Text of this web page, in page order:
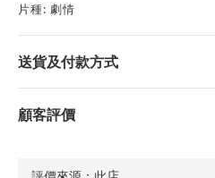
片種: 劇情
送貨及付款方式
顧客評價